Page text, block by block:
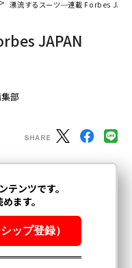
漂流するスーツ─連載 Forbes
JAPAN
部